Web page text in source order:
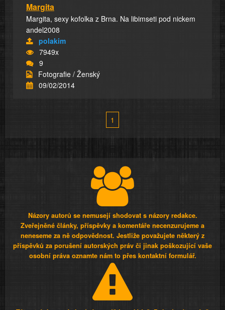
Margita
Margita, sexy kofolka z Brna. Na libimseti pod nickem
andel2008
polakim
7949x
9
Fotografie / Ženský
09/02/2014
1
Názory autorů se nemusejí shodovat s názory redakce.
Zveřejněné články, příspěvky a komentáře necenzurujeme a
neneseme za ně odpovědnost. Jestliže považujete některý z
příspěvků za porušení autorských práv či jinak poškozující vaše
osobní práva oznamte nám to přes kontaktní formulář.